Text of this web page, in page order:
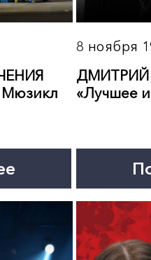
15 декабря 19:00
ИЩУ МУЖА. Спектакль